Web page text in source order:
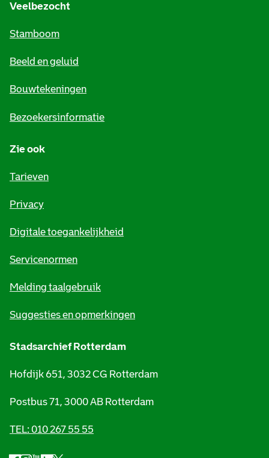
Veelbezocht
Stamboom
Beeld en geluid
Bouwtekeningen
Bezoekersinformatie
Zie ook
Tarieven
Privacy
Digitale toegankelijkheid
Servicenormen
Melding taalgebruik
Suggesties en opmerkingen
Stadsarchief Rotterdam
Hofdijk 651, 3032 CG Rotterdam
Postbus 71, 3000 AB Rotterdam
TEL: 010 267 55 55